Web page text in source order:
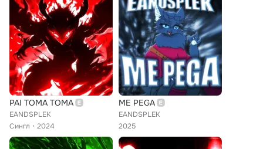
PAI TOMA TOMA
EANDSPLEK
Сингл
2024
ME PEGA
EANDSPLEK
2025